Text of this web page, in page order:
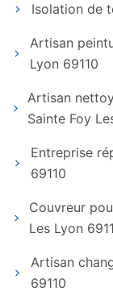
Isolation de
Artisan
Lyon 69110
Artisan
Sainte Foy
Entreprise
69110
Couvreur
Les Lyon
Artisan
69110